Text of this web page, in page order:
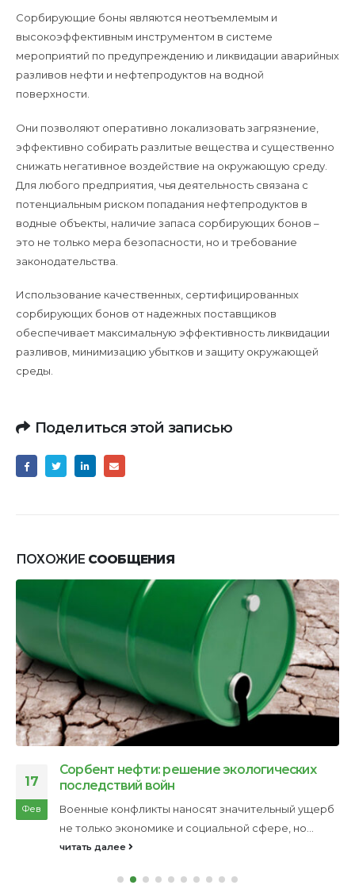
Сорбирующие боны являются неотъемлемым и
высокоэффективным инструментом в системе
мероприятий по предупреждению и ликвидации аварийных
разливов нефти и нефтепродуктов на водной
поверхности.
Они позволяют оперативно локализовать загрязнение,
эффективно собирать разлитые вещества и существенно
снижать негативное воздействие на окружающую среду.
Для любого предприятия, чья деятельность связана с
потенциальным риском попадания нефтепродуктов в
водные объекты, наличие запаса сорбирующих бонов –
это не только мера безопасности, но и требование
законодательства.
Использование качественных, сертифицированных
сорбирующих бонов от надежных поставщиков
обеспечивает максимальную эффективность ликвидации
разливов, минимизацию убытков и защиту окружающей
среды.
Поделиться этой записью
ПОХОЖИЕ СООБЩЕНИЯ
17
Фев
Сорбент нефти: решение экологических
последствий войн
Военные конфликты наносят значительный ущерб
не только экономике и социальной сфере, но...
читать далее